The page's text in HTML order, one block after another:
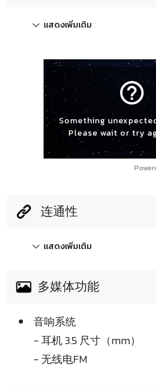
แสดงเพิ่มเติม
help_outline
Something
Please wait or try
连通性
แสดงเพิ่มเติม
多媒体功能
音响系统
- 耳机 3.5 尺寸（mm）
- 无线电FM